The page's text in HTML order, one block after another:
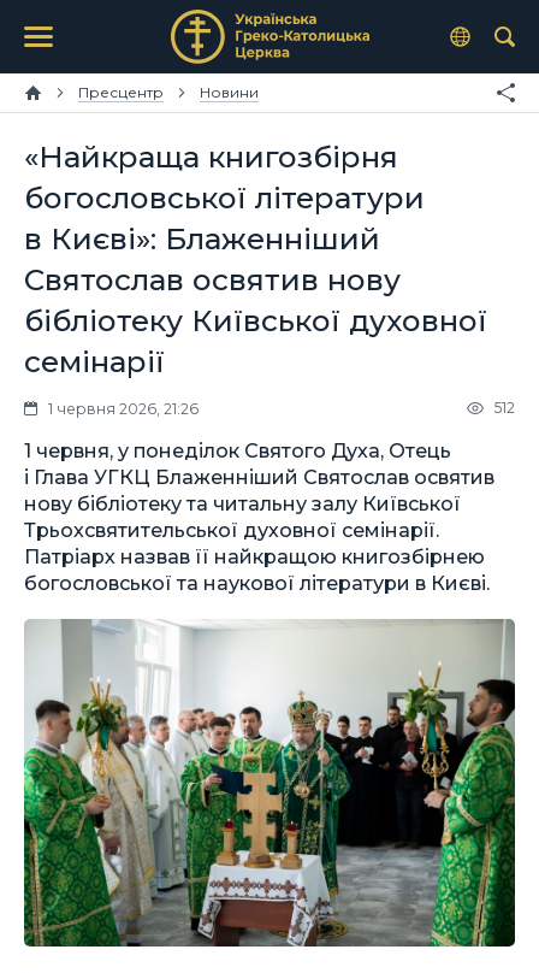
Пресцентр Новини
«Найкраща книгозбірня
богословської літератури
в Києві»: Блаженніший
Святослав освятив нову
бібліотеку Київської духовної
семінарії
1 червня 2026, 21:26 512
1 червня, у понеділок Святого Духа, Отець
і Глава УГКЦ Блаженніший Святослав освятив
нову бібліотеку та читальну залу Київської
Трьохсвятительської духовної семінарії.
Патріарх назвав її найкращою книгозбірнею
богословської та наукової літератури в Києві.